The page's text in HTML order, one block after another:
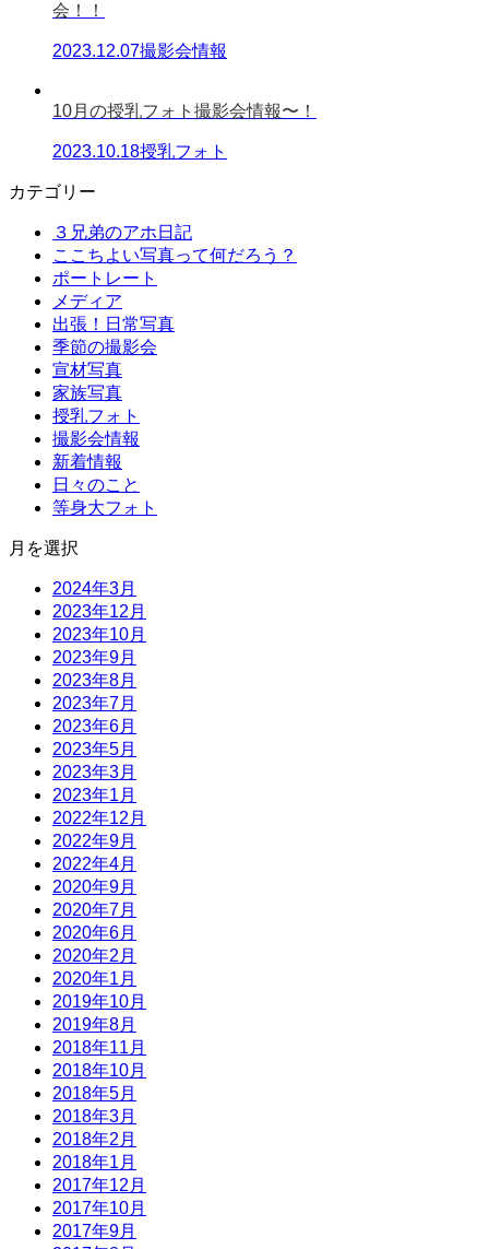
会！！
2023.12.07撮影会情報
10月の授乳フォト撮影会情報〜！
2023.10.18授乳フォト
カテゴリー
３兄弟のアホ日記
ここちよい写真って何だろう？
ポートレート
メディア
出張！日常写真
季節の撮影会
宣材写真
家族写真
授乳フォト
撮影会情報
新着情報
日々のこと
等身大フォト
月を選択
2024年3月
2023年12月
2023年10月
2023年9月
2023年8月
2023年7月
2023年6月
2023年5月
2023年3月
2023年1月
2022年12月
2022年9月
2022年4月
2020年9月
2020年7月
2020年6月
2020年2月
2020年1月
2019年10月
2019年8月
2018年11月
2018年10月
2018年5月
2018年3月
2018年2月
2018年1月
2017年12月
2017年10月
2017年9月